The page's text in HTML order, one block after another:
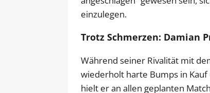
einzulegen.
Trotz Schmerzen: Damian
Während seiner Rivalität mit
wiederholt harte Bumps in
hielt er an allen geplanten